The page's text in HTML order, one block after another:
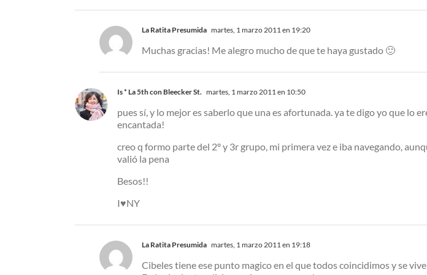
La Ratita Presumida martes, 1 marzo 2011 en 19:20
Muchas gracias! Me alegro mucho de que te haya gustado 🙂
Is * La 5th con Bleecker St. martes, 1 marzo 2011 en 10:50
pues sí, y lo mejor es saberlo que una es afortunada. ya te digo yo que lo
encantada!
creo q formo parte del 2º y 3r grupo, mi primera vez e iba navegando,
valió la pena
Besos!!
I♥NY
La Ratita Presumida martes, 1 marzo 2011 en 19:18
Cibeles tiene ese punto magico en el que todos coincidimos y se